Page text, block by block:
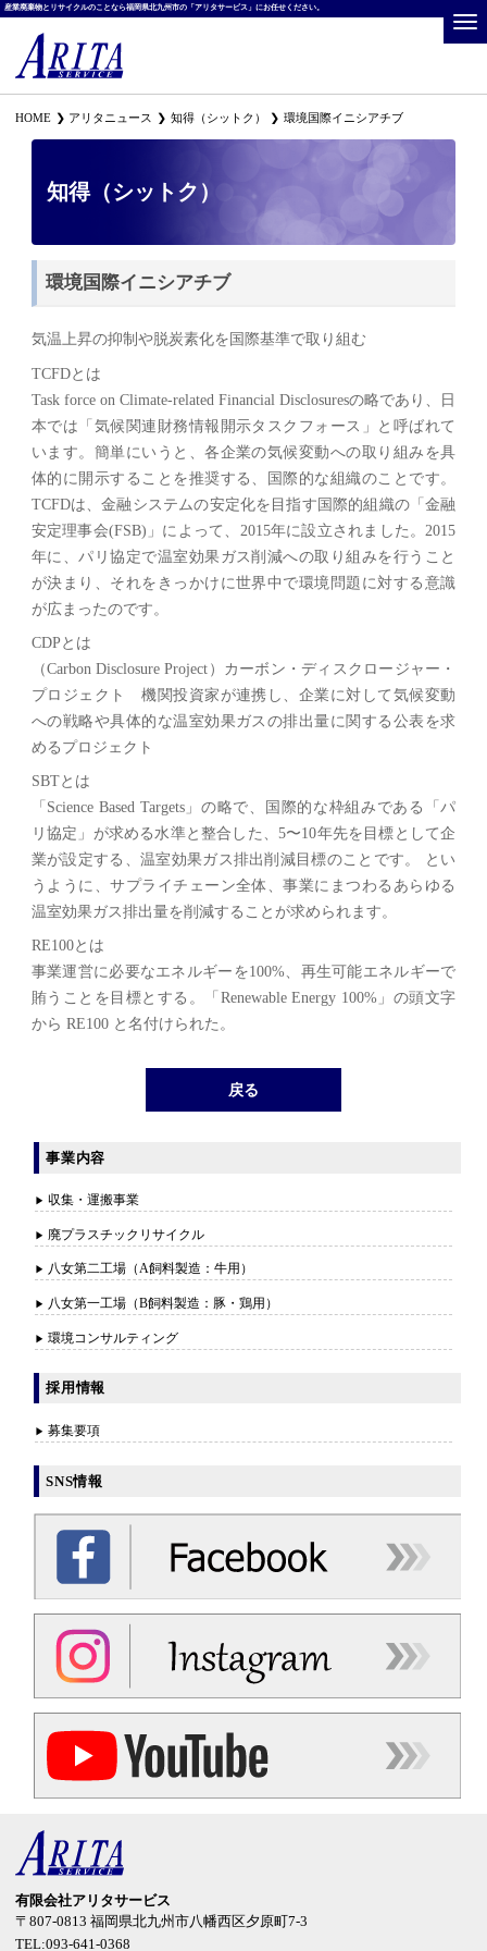
産業廃棄物とリサイクルのことなら福岡県北九州市の「アリタサービス」にお任せください。
HOME アリタニュース 知得（シットク） 環境国際イニシアチブ
知得（シットク）
環境国際イニシアチブ
気温上昇の抑制や脱炭素化を国際基準で取り組む
TCFDとは
Task force on Climate-related Financial Disclosuresの略であり、日
本では「気候関連財務情報開示タスクフォース」と呼ばれて
います。簡単にいうと、各企業の気候変動への取り組みを具
体的に開示することを推奨する、国際的な組織のことです。
TCFDは、金融システムの安定化を目指す国際的組織の「金融
安定理事会(FSB)」によって、2015年に設立されました。2015
年に、パリ協定で温室効果ガス削減への取り組みを行うこと
が決まり、それをきっかけに世界中で環境問題に対する意識
が広まったのです。
CDPとは
（Carbon Disclosure Project）カーボン・ディスクロージャー・
プロジェクト 機関投資家が連携し、企業に対して気候変動
への戦略や具体的な温室効果ガスの排出量に関する公表を求
めるプロジェクト
SBTとは
「Science Based Targets」の略で、国際的な枠組みである「パ
リ協定」が求める⽔準と整合した、5〜10年先を⽬標として企
業が設定する、温室効果ガス排出削減⽬標のことです。 とい
うように、サプライチェーン全体、事業にまつわるあらゆる
温室効果ガス排出量を削減することが求められます。
RE100とは
事業運営に必要なエネルギーを100%、再生可能エネルギーで
賄うことを目標とする。「Renewable Energy 100%」の頭文字
から RE100 と名付けられた。
戻る
事業内容
収集・運搬事業
廃プラスチックリサイクル
八女第二工場（A飼料製造：牛用）
八女第一工場（B飼料製造：豚・鶏用）
環境コンサルティング
採用情報
募集要項
SNS情報
有限会社アリタサービス
〒807-0813福岡県北九州市八幡西区夕原町7-3
TEL:093-641-0368